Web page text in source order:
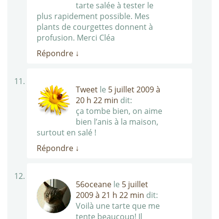
tarte salée à tester le
plus rapidement possible. Mes
plants de courgettes donnent à
profusion. Merci Cléa
Répondre ↓
Tweet le 5 juillet 2009 à
20 h 22 min dit:
ça tombe bien, on aime
bien l’anis à la maison,
surtout en salé !
Répondre ↓
56oceane le 5 juillet
2009 à 21 h 22 min dit:
Voilà une tarte que me
tente beaucoup! Il